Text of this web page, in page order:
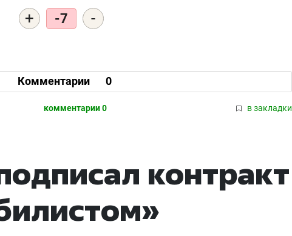
+ -7 -
Комментарии 0
комментарии 0 в закладки
контракт